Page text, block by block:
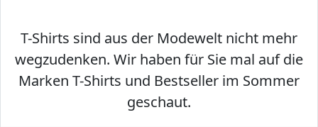
T-Shirts sind aus der Modewelt nicht mehr
wegzudenken. Wir haben für Sie mal auf die
Marken T-Shirts und Bestseller im Sommer
geschaut.